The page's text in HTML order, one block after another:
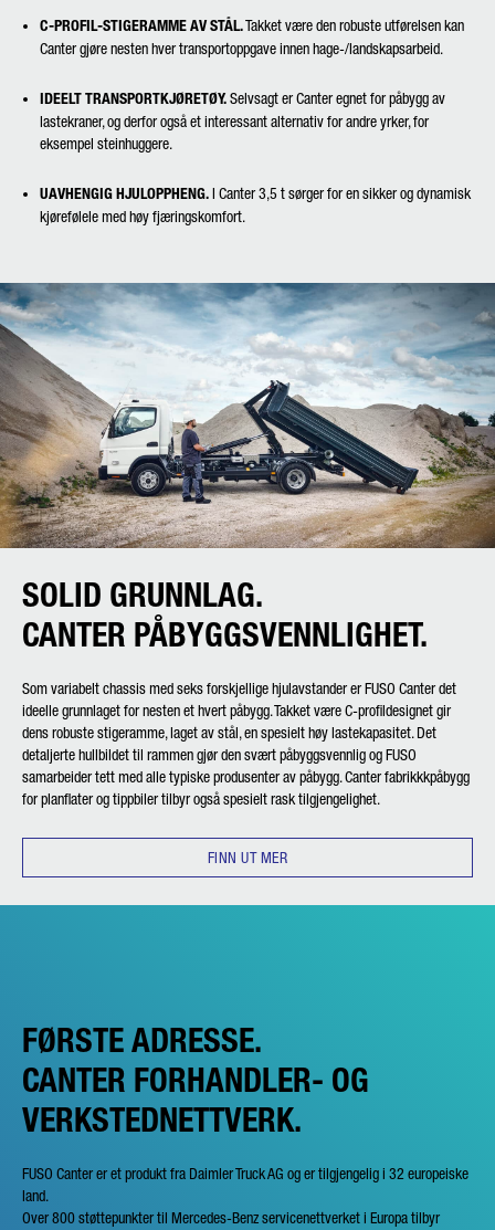
C-PROFIL-STIGERAMME AV STÅL.Takket være den robuste utførelsen kan
Canter gjøre nesten hver transportoppgave innen hage-/landskapsarbeid.
IDEELT TRANSPORTKJØRETØY.Selvsagt er Canter egnet for påbygg av
lastekraner, og derfor også et interessant alternativ for andre yrker, for
eksempel steinhuggere.
UAVHENGIG HJULOPPHENG.I Canter 3,5 t sørger for en sikker og dynamisk
kjørefølele med høy fjæringskomfort.
SOLID GRUNNLAG.
CANTER PÅBYGGSVENNLIGHET.
Som variabelt chassis med seks forskjellige hjulavstander er FUSO Canter det
ideelle grunnlaget for nesten et hvert påbygg. Takket være C-profildesignet gir
dens robuste stigeramme, laget av stål, en spesielt høy lastekapasitet. Det
detaljerte hullbildet til rammen gjør den svært påbyggsvennlig og FUSO
samarbeider tett med alle typiske produsenter av påbygg. Canter fabrikkkpåbygg
for planflater og tippbiler tilbyr også spesielt rask tilgjengelighet.
FINN UT MER
FØRSTE ADRESSE.
CANTER FORHANDLER- OG
VERKSTEDNETTVERK.
FUSO Canter er et produkt fra Daimler Truck AG og er tilgjengelig i 32 europeiske
land.
Over 800 støttepunkter til Mercedes-Benz servicenettverket i Europa tilbyr